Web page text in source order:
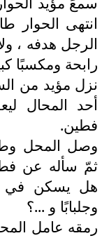
انتهى الحوار
الرجل هدفه ،
رابحة ومكسبًا
نزل مؤيد من
أحد المحال
فطين.
وصل المحل
ثمّ سأله عن
هل يسكن في
وجلبابًا و ...؟
رمقه عامل